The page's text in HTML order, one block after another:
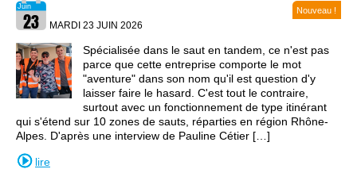
MARDI 23 JUIN 2026
Nouveau !
Spécialisée dans le saut en tandem, ce n'est pas
parce que cette entreprise comporte le mot
"aventure" dans son nom qu'il est question d'y
laisser faire le hasard. C'est tout le contraire,
surtout avec un fonctionnement de type itinérant
qui s'étend sur 10 zones de sauts, réparties en région Rhône-
Alpes. D'après une interview de Pauline Cétier […]
lire